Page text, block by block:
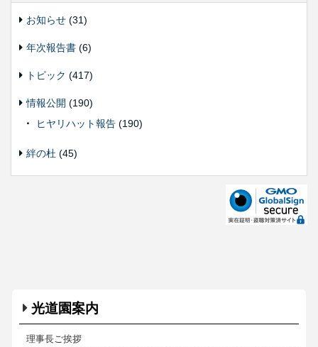
お知らせ (31)
年次報告書 (6)
トピック (417)
情報公開 (190)
ヒヤリハット報告 (190)
絆の杜 (45)
光道園案内
理事長ご挨拶